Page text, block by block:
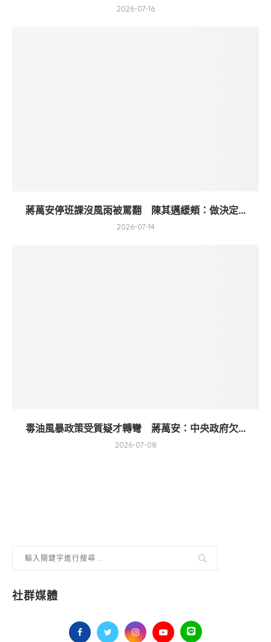
2026-07-16
蔣萬安停班課沒風雨被罵翻 陳其邁緩頰：做決定...
2026-07-14
毒油風暴政策受質疑才轉彎 蔣萬安：中央政府欠...
2026-07-08
社群媒體